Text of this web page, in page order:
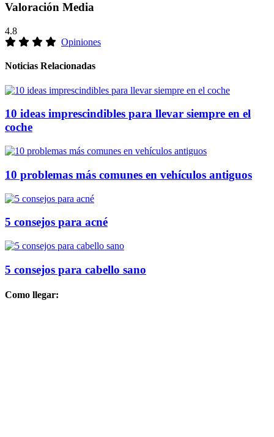
Valoración Media
4.8
Opiniones
Noticias Relacionadas
10 ideas imprescindibles para llevar siempre en el
coche
10 problemas más comunes en vehículos antiguos
5 consejos para acné
5 consejos para cabello sano
Como llegar: